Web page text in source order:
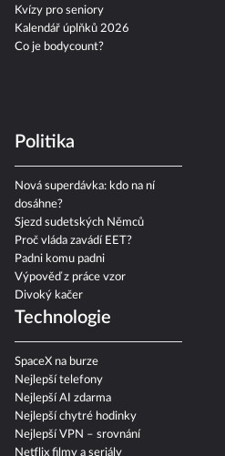
Kvízy pro seniory
Kalendář úplňků 2026
Co je bodycount?
Politika
Nová superdávka: kdo na ní
dosáhne?
Sjezd sudetských Němců
Proč vláda zavádí EET?
Padni komu padni
Výpověď z práce vzor
Divoký kačer
Technologie
SpaceX na burze
Nejlepší telefony
Nejlepší AI zdarma
Nejlepší chytré hodinky
Nejlepší VPN – srovnání
Netflix filmy a seriály